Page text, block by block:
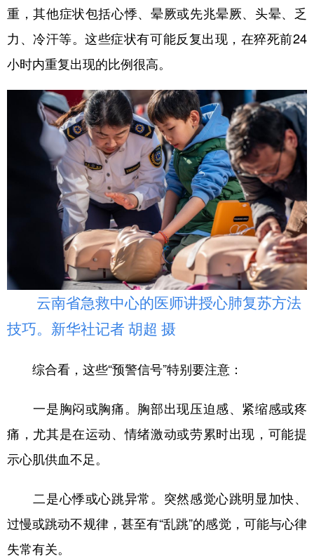
重，其他症状包括心悸、晕厥或先兆晕厥、头晕、乏
力、冷汗等。这些症状有可能反复出现，在猝死前24
小时内重复出现的比例很高。
云南省急救中心的医师讲授心肺复苏方法
技巧。新华社记者 胡超 摄
综合看，这些“预警信号”特别要注意：
一是胸闷或胸痛。胸部出现压迫感、紧缩感或疼
痛，尤其是在运动、情绪激动或劳累时出现，可能提
示心肌供血不足。
二是心悸或心跳异常。突然感觉心跳明显加快、
过慢或跳动不规律，甚至有“乱跳”的感觉，可能与心律
失常有关。